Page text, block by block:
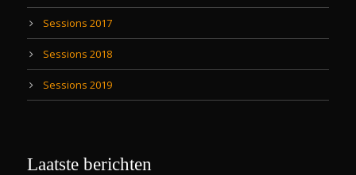
Sessions 2017
Sessions 2018
Sessions 2019
Laatste berichten